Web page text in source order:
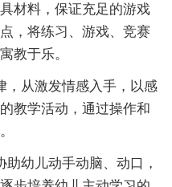
材料，保证充足的游戏
，将练习、游戏、竞赛
教于乐。
从激发情感入手，以感
教学活动，通过操作和
幼儿动手动脑、动口，